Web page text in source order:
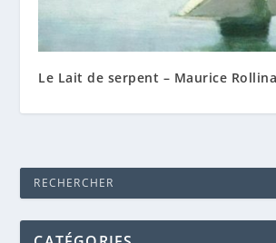
Le Lait de serpent – Maurice